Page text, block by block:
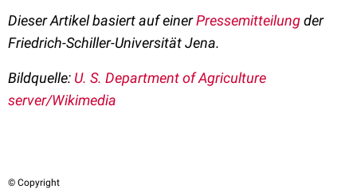
Dieser Artikel basiert auf einerPressemitteilungder
Friedrich-Schiller-Universität Jena.
Bildquelle: U. S. Department of Agriculture
server/Wikimedia
© Copyright